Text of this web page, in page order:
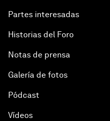
Partes interesadas
Historias del Foro
Notas de prensa
Galería de fotos
Pódcast
Vídeos